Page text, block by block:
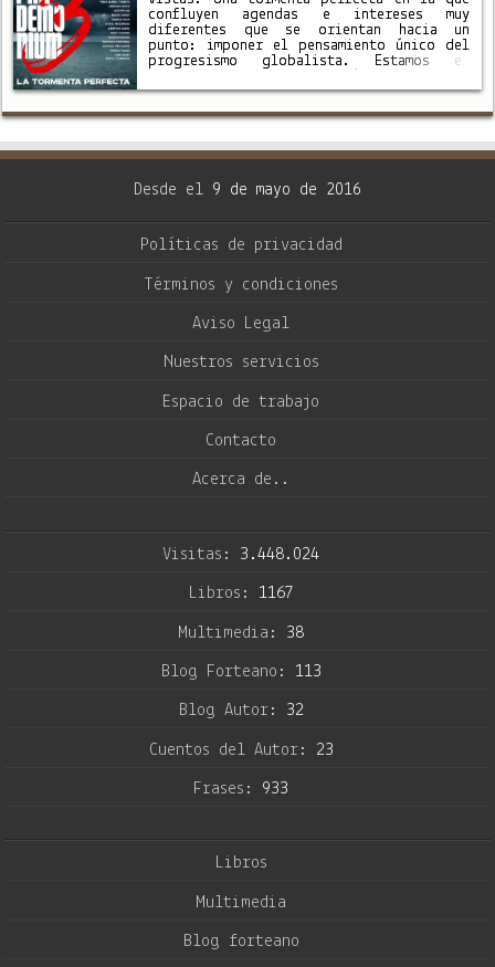
confluyen agendas e intereses muy
diferentes que se orientan hacia un
punto: imponer el pensamiento único del
progresismo globalista. Estamos en
estos libros porque creemos que la
verdad …
Desde el 9 de mayo de 2016
Políticas de privacidad
Términos y condiciones
Aviso Legal
Nuestros servicios
Espacio de trabajo
Contacto
Acerca de..
Visitas: 3.448.024
Libros: 1167
Multimedia: 38
Blog Forteano: 113
Blog Autor: 32
Cuentos del Autor: 23
Frases: 933
Libros
Multimedia
Blog forteano